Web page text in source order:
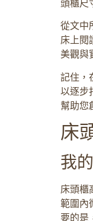
頭櫃尺
從文中
床上閱
美觀與
記住，
以逐步
幫助您
床
我
床頭櫃
範圍內
要的是